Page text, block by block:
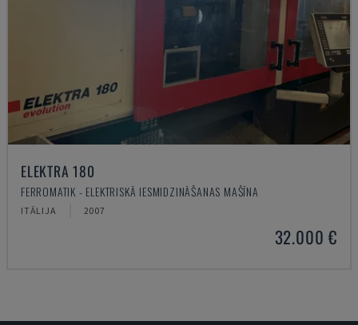
ELEKTRA 180
FERROMATIK - ELEKTRISKĀ IESMIDZINĀŠANAS MAŠĪNA
ITĀLIJA 2007
32.000 €